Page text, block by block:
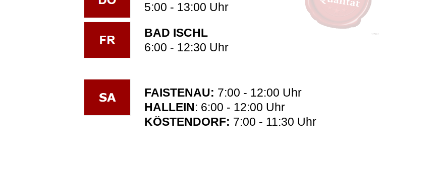
5:00 - 13:00 Uhr
BAD ISCHL
6:00 - 12:30 Uhr
FAISTENAU: 7:00 - 12:00 Uhr
HALLEIN: 6:00 - 12:00 Uhr
KÖSTENDORF: 7:00 - 11:30 Uhr